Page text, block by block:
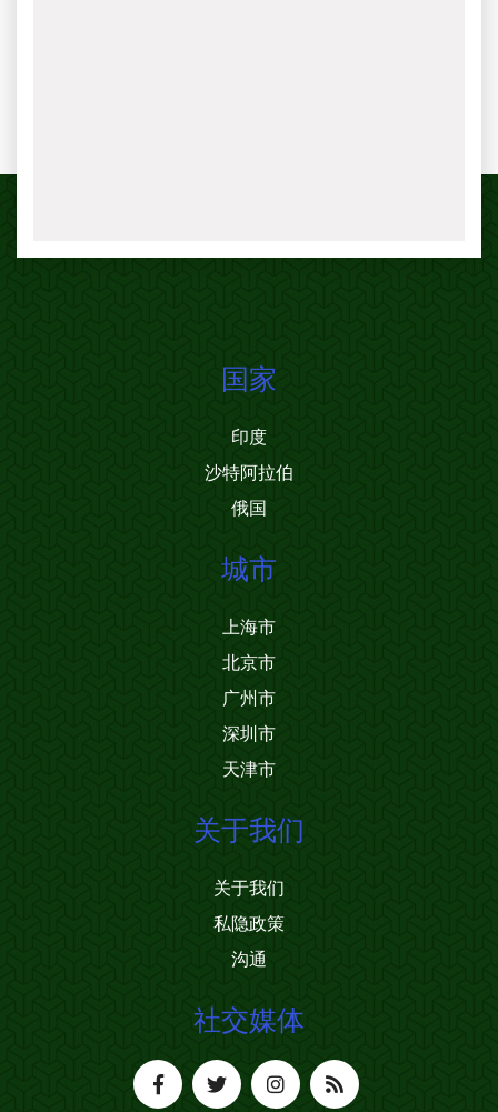
国家
印度
沙特阿拉伯
俄国
城市
上海市
北京市
广州市
深圳市
天津市
关于我们
关于我们
私隐政策
沟通
社交媒体